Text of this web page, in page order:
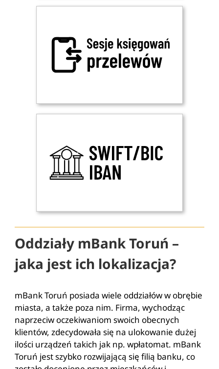
Oddziały mBank Toruń –
jaka jest ich lokalizacja?
mBank Toruń posiada wiele oddziałów w obrębie
miasta, a także poza nim. Firma, wychodząc
naprzeciw oczekiwaniom swoich obecnych
klientów, zdecydowała się na ulokowanie dużej
ilości urządzeń takich jak np. wpłatomat. mBank
Toruń jest szybko rozwijającą się filią banku, co